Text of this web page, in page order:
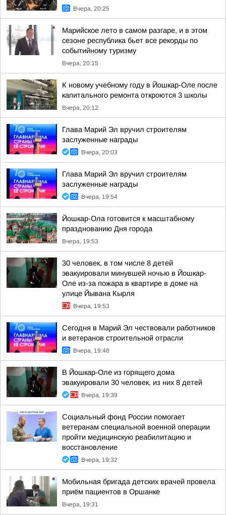
Вчера, 20:25
Марийское лето в самом разгаре, и в этом
сезоне республика бьет все рекорды по
событийному туризму
Вчера, 20:15
К новому учебному году в Йошкар-Оле после
капитального ремонта откроются 3 школы
Вчера, 20:12
Глава Марий Эл вручил строителям
заслуженные награды
Вчера, 20:03
Глава Марий Эл вручил строителям
заслуженные награды
Вчера, 19:54
Йошкар-Ола готовится к масштабному
празднованию Дня города
Вчера, 19:53
30 человек, в том числе 8 детей
эвакуировали минувшей ночью в Йошкар-
Оле из-за пожара в квартире в доме на
улице Йывана Кырля
Вчера, 19:53
Сегодня в Марий Эл чествовали работников
и ветеранов строительной отрасли
Вчера, 19:48
В Йошкар-Оле из горящего дома
эвакуировали 30 человек, из них 8 детей
Вчера, 19:39
Социальный фонд России помогает
ветеранам специальной военной операции
пройти медицинскую реабилитацию и
восстановление
Вчера, 19:32
Мобильная бригада детских врачей провела
приём пациентов в Оршанке
Вчера, 19:31